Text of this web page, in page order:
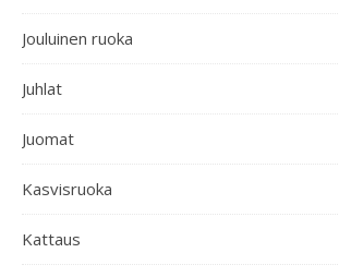
Jouluinen ruoka
Juhlat
Juomat
Kasvisruoka
Kattaus